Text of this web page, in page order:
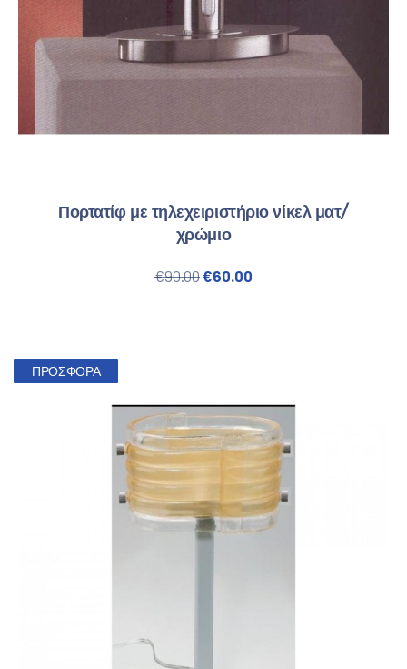
Πορτατίφ με τηλεχειριστήριο νίκελ ματ/
χρώμιο
€90.00Original price was: €90.00.
€60.00
ΠΡΟΣΦΟΡΆ